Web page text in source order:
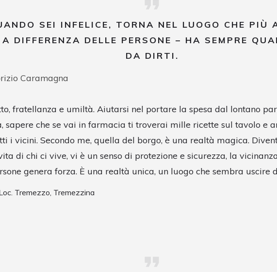
SEI INFELICE, TORNA NEL LUOGO CHE PIÙ
DIFFERENZA DELLE PERSONE – HA SEMPRE
DA DIRTI.
Caramagna
fratellanza e umiltà. Aiutarsi nel portare la spesa dal lontano
sapere che se vai in farmacia ti troverai mille ricette sul tavolo e
i vicini. Secondo me, quella del borgo, è una realtà magica.
di chi ci vive, vi è un senso di protezione e sicurezza, la
genera forza. È una realtà unica, un luogo che sembra uscire
Tremezzo, Tremezzina